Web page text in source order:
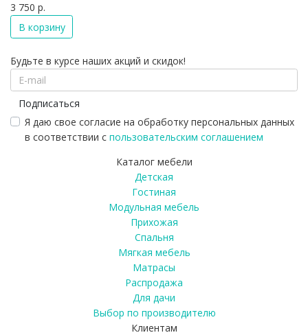
3 750 р.
В корзину
Будьте в курсе наших акций и скидок!
Подписаться
Я даю свое согласие на обработку персональных данных
в соответствии с пользовательским соглашением
Каталог мебели
Детская
Гостиная
Модульная мебель
Прихожая
Спальня
Мягкая мебель
Матрасы
Распродажа
Для дачи
Выбор по производителю
Клиентам